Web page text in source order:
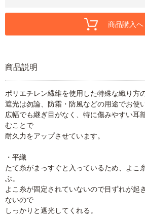
商品購入へ
商品説明
ポリエチレン繊維を使用した特殊な織り方
遮光は勿論、防霜・防風などの用途でお使
広幅でも継ぎ目がなく、特に傷みやすい耳
むことで
耐久力をアップさせています。
・平織
たて糸がまっすぐと入っているため、よこ
ぶ。
よこ糸が固定されていないので目ずれが起
ないので
しっかりと遮光してくれる。